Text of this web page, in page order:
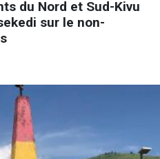
du Nord et Sud-Kivu
sur le non-